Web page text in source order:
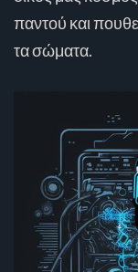
παντού και
τα σώματα.